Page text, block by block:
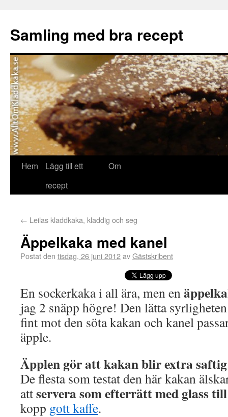
Samling med bra recept
Hem
Lägg till ett
recept
Om
← Leilas kladdkaka, kladdig och seg
Äppelkaka med kanel
Postat den tisdag, 26 juni 2012avGästskribent
En sockerkaka i all ära, men en
jag 2 snäpp högre! Den lätta
fint mot den söta kakan och kanel
äpple.
Äpplen gör att kakan blir extra saftig
De flesta som testat den här kakan
attservera som efterrätt med glass till
kopp gott kaffe.